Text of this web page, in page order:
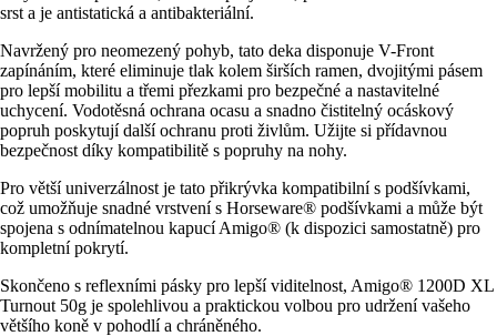
srst a je antistatická a antibakteriální.
Navržený pro neomezený pohyb, tato deka disponuje V-Front
zapínáním, které eliminuje tlak kolem širších ramen, dvojitými pásem
pro lepší mobilitu a třemi přezkami pro bezpečné a nastavitelné
uchycení. Vodotěsná ochrana ocasu a snadno čistitelný ocáskový
popruh poskytují další ochranu proti živlům. Užijte si přídavnou
bezpečnost díky kompatibilitě s popruhy na nohy.
Pro větší univerzálnost je tato přikrývka kompatibilní s podšívkami,
což umožňuje snadné vrstvení s Horseware® podšívkami a může být
spojena s odnímatelnou kapucí Amigo® (k dispozici samostatně) pro
kompletní pokrytí.
Skončeno s reflexními pásky pro lepší viditelnost, Amigo® 1200D XL
Turnout 50g je spolehlivou a praktickou volbou pro udržení vašeho
většího koně v pohodlí a chráněného.